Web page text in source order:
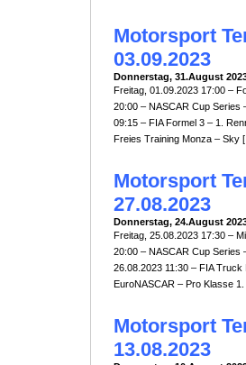
Motorsport
03.09.2023
Donnerstag, 31.August
Freitag, 01.09.2023 17:00 –
20:00 – NASCAR Cup Series
09:15 – FIA Formel 3 – 1.
Freies Training Monza – Sky
Motorsport
27.08.2023
Donnerstag, 24.August
Freitag, 25.08.2023 17:30 –
20:00 – NASCAR Cup Series
26.08.2023 11:30 – FIA
EuroNASCAR – Pro Klasse
Motorsport
13.08.2023